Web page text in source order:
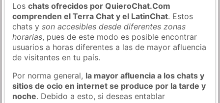
Loschats ofrecidos por QuieroChat.Com
comprenden el Terra Chat y el LatinChat. Estos
chats yson accesibles desde diferentes zonas
horarias, pues de este modo es posible encontrar
usuarios a horas diferentes a las de mayor afluencia
de visitantes en tu país.
Por norma general, la mayor afluencia a los chats y
sitios de ocio en internet se produce por la tarde y
noche. Debido a esto, si deseas entablar